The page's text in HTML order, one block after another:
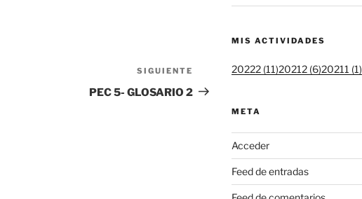
Siguiente
entrada
SIGUIENTE
PEC 5- GLOSARIO 2
MIS ACTIVIDADES
20222 (11)20212 (6)20211 (1)
META
Acceder
Feed de entradas